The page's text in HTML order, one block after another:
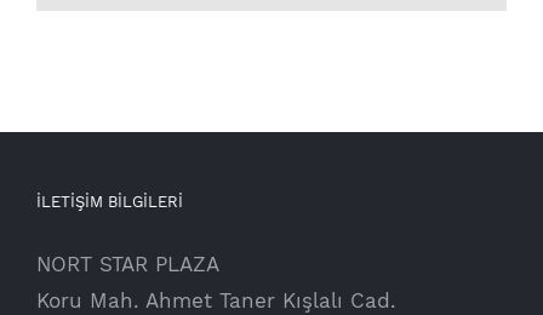
İLETİŞİM BİLGİLERİ
NORT STAR PLAZA
Koru Mah. Ahmet Taner Kışlalı Cad.